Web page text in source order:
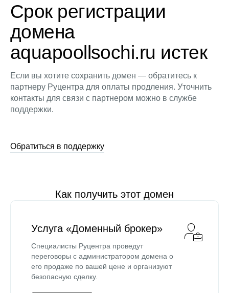
Срок регистрации
домена
aquapoollsochi.ru истек
Если вы хотите сохранить домен — обратитесь к
партнеру Руцентра для оплаты продления. Уточнить
контакты для связи с партнером можно в службе
поддержки.
Обратиться в поддержку
Как получить этот домен
Услуга «Доменный брокер»
Специалисты Руцентра проведут
переговоры с администратором домена о
его продаже по вашей цене и организуют
безопасную сделку.